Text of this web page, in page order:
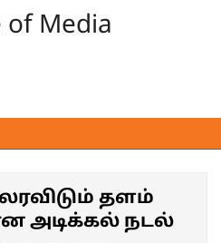
தளம்
அடிக்கல் நடல்